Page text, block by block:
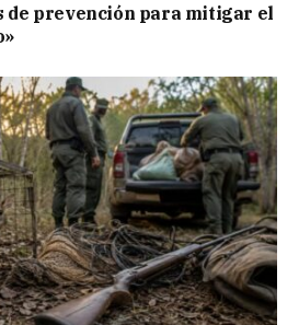
de prevención para mitigar el